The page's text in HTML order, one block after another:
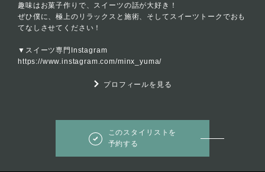
趣味はお菓子作りで、スイーツの話が大好き！
ぜひ僕に、極上のリラックスと施術、そしてスイーツトークでおも
てなしさせてください！
▼スイーツ専門Instagram
https://www.instagram.com/minx_yuma/
プロフィールを見る
このスタイリストを
予約する